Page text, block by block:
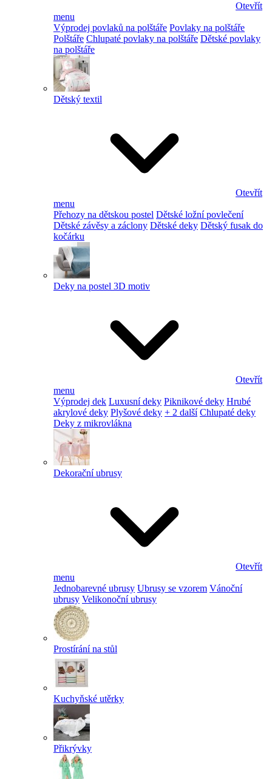
Otevřít
menu
Výprodej povlaků na polštáře Povlaky na polštáře
Polštáře Chlupaté povlaky na polštáře Dětské povlaky
na polštáře
Dětský textil
Otevřít
menu
Přehozy na dětskou postel Dětské ložní povlečení
Dětské závěsy a záclony Dětské deky Dětský fusak do
kočárku
Deky na postel 3D motiv
Otevřít
menu
Výprodej dek Luxusní deky Piknikové deky Hrubé
akrylové deky Plyšové deky + 2 další Chlupaté deky
Deky z mikrovlákna
Dekorační ubrusy
Otevřít
menu
Jednobarevné ubrusy Ubrusy se vzorem Vánoční
ubrusy Velikonoční ubrusy
Prostírání na stůl
Kuchyňské utěrky
Přikrývky